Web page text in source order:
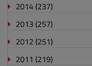
2014 (237)
2013 (257)
2012 (251)
2011 (219)